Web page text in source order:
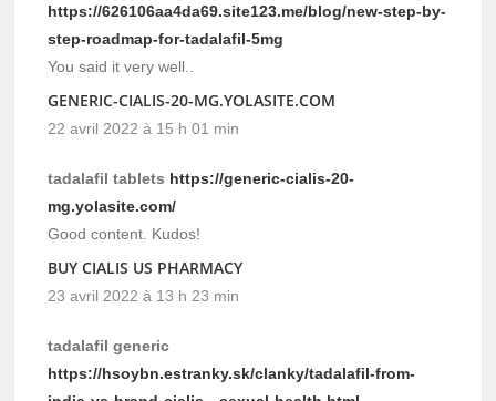
https://626106aa4da69.site123.me/blog/new-step-by-
step-roadmap-for-tadalafil-5mg
You said it very well..
GENERIC-CIALIS-20-MG.YOLASITE.COM
22 avril 2022 à 15 h 01 min
tadalafil tablets https://generic-cialis-20-
mg.yolasite.com/
Good content. Kudos!
BUY CIALIS US PHARMACY
23 avril 2022 à 13 h 23 min
tadalafil generic
https://hsoybn.estranky.sk/clanky/tadalafil-from-